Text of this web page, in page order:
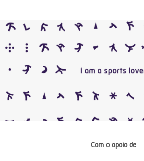
Com o apoio de